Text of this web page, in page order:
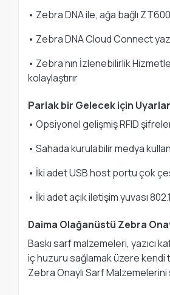
• Zebra DNA ile, ağa bağlı
• Zebra DNA Cloud Connect
• Zebra’nın İzlenebilirlik
kolaylaştırır
Parlak bir Gelecek için
• Opsiyonel gelişmiş RFID
• Sahada kurulabilir medya
• İki adet USB host portu çok
• İki adet açık iletişim yuvası
Daima Olağanüstü Zebra
Baskı sarf malzemeleri, yazıcı
iç huzuru sağlamak üzere kendi
Zebra Onaylı Sarf